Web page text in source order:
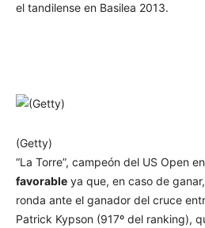
el tandilense en Basilea 2013.
(Getty)
“La Torre”, campeón del US Open
favorable ya que, en caso de
ronda ante el ganador del cruce
Patrick Kypson (917º del ranking),